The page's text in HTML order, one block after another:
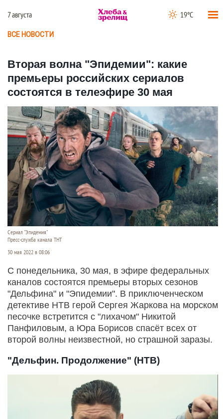
7 августа 19°C
ВСЕ НОВОСТИ
Вторая волна "Эпидемии": какие
премьеры российских сериалов
состоятся в телеэфире 30 мая
Сериал "Эпидемия"
Пресс-служба канала ТНТ
30 мая 2022 в 08:06
С понедельника, 30 мая, в эфире федеральных
каналов состоятся премьеры вторых сезонов
"Дельфина" и "Эпидемии". В приключенческом
детективе НТВ герой Сергея Жаркова на морском
песочке встретится с "лихачом" Никитой
Панфиловым, а Юра Борисов спасёт всех от
второй волны неизвестной, но страшной заразы.
"Дельфин. Продолжение" (НТВ)